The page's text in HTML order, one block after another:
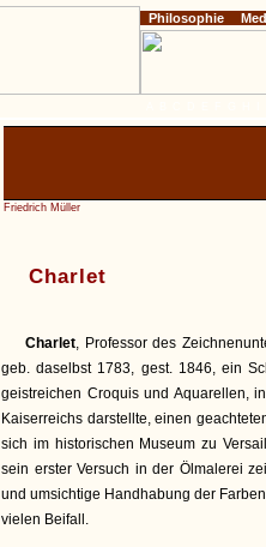
Friedrich Müller
Charlet
Charlet, Professor des
geb. daselbst 1783, gest. 1846, ein
geistreichen Croquis und Aquarellen,
Kaiserreichs darstellte, einen
sich im historischen Museum zu
sein erster Versuch in der Ölmalerei
und umsichtige Handhabung der
vielen Beifall.
Philosophie